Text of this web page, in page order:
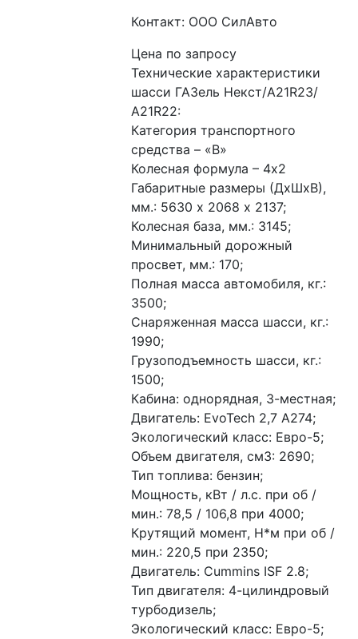
Контакт: ООО СилАвто
Цена по запросу
Технические характеристики
шасси ГАЗель Некст/А21R23/
А21R22:
Категория транспортного
средства – «В»
Колесная формула – 4х2
Габаритные размеры (ДхШхВ),
мм.: 5630 х 2068 х 2137;
Колесная база, мм.: 3145;
Минимальный дорожный
просвет, мм.: 170;
Полная масса автомобиля, кг.:
3500;
Снаряженная масса шасси, кг.:
1990;
Грузоподъемность шасси, кг.:
1500;
Кабина: однорядная, 3-местная;
Двигатель: EvoTech 2,7 A274;
Экологический класс: Евро-5;
Объем двигателя, см3: 2690;
Тип топлива: бензин;
Мощность, кВт / л.с. при об /
мин.: 78,5 / 106,8 при 4000;
Крутящий момент, Н*м при об /
мин.: 220,5 при 2350;
Двигатель: Cummins ISF 2.8;
Тип двигателя: 4-цилиндровый
турбодизель;
Экологический класс: Евро-5;